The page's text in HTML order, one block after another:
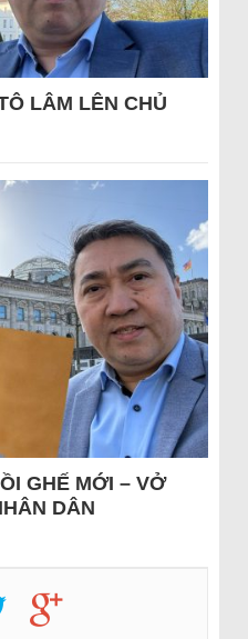
LÂM LÊN CHỦ
GHẾ MỚI – VỞ
DÂN